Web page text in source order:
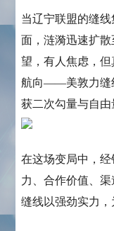
当辽宁联盟的缝
面，涟漪迅速扩
望，有人焦虑，
航向——美敦力缝
获二次勾量与自由
在这场变局中，
力、合作价值、
缝线以强劲实力，